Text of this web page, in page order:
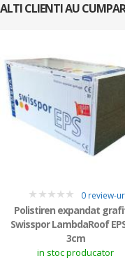
ALTI CLIENTI AU
0
0 review-
Polistiren expandat
Swisspor LambdaRoof
3cm
in stoc producator